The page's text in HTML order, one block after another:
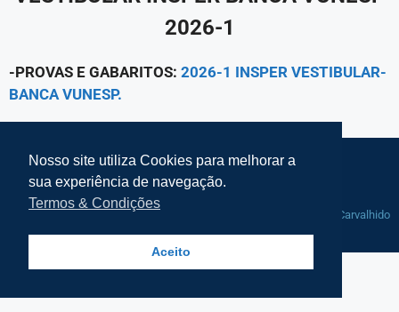
2026-1
-PROVAS E GABARITOS: 2026-1 INSPER VESTIBULAR-
BANCA VUNESP.
Termos e Condições Simplifke
Mapa do Site
© 2021-2025 Simplifke Simulado de
reservados
Rafa Carvalhido
Nosso site utiliza Cookies para melhorar a
sua experiência de navegação.
Termos & Condições
Aceito